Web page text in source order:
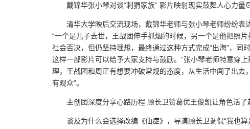
戴锦华张小琴对谈“刺猬家族” 影片映射现实鼓舞人心力量
清华大学映后交流现场，戴锦华老师与张小琴老师纷纷表
“一个是儿子去世，王战团伸手抓烟的时候，另一个是他把照
社会否决，但仍坚持理想，最终通过这种方式完成“出海”，
这样一部影片可以给予大家支持与鼓励。”张小琴老师特意穿
理，王战团和周正有想要冲破常规的态度，从生活中闯了出去
有观众”。
主创团深度分享心路历程 顾长卫赞葛优王俊凯让角色活了
谈及为什么会选择改编《仙症》，导演顾长卫调侃“我也